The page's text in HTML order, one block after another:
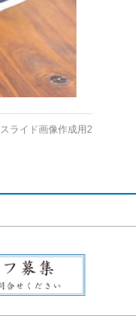
スライド画像作成用2